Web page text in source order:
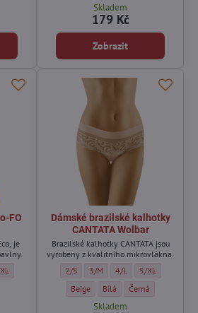
Skladem
179 Kč
Zobrazit
FO
je
Wolbar - Velikost:
eco-FO Wolbar - Velikost:
kalhotky eco-FO Wolbar - Velikost:
kalhotky eco-FO Wolbar - Velikost:
eco-FO Wolbar - Barva:
eco-FO Wolbar - Barva:
Dámské brazilské kalhotky
CANTATA Wolbar
Brazilské kalhotky CANTATA jsou
vyrobeny z kvalitního mikrovlákna.
Dámské brazilské kalhotky
2/S Dámské brazilské kalhotky
3/M Dámské brazilské
4/L Dámské
5/XL
Dámské brazilské kalhotky
Beige Dámské brazilské
Bílá Dámské brazilské
Černá
Skladem